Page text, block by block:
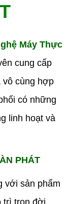
Máy Thực
cung cấp
vô cùng hợp
có những
linh hoạt và
PHÁT
với sản phẩm
trì trọn đời